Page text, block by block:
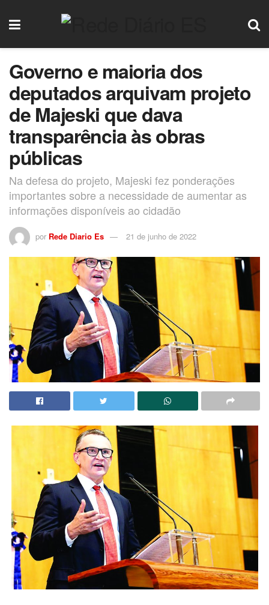
Governo e maioria dos
deputados arquivam projeto
de Majeski que dava
transparência às obras
públicas
Na defesa do projeto, Majeski fez ponderações
importantes sobre a necessidade de aumentar as
informações disponíveis ao cidadão
por Rede Diario Es 21 de junho de 2022